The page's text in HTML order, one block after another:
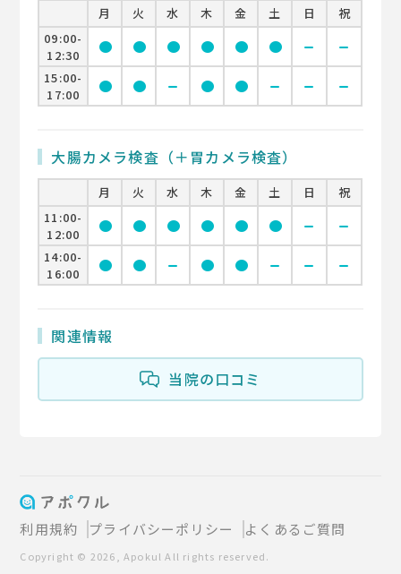
月 火 水 木 金 土 日
祝
09:00-
12:30
circle circle circle circle circle circle remove remove
15:00-
17:00
circle circle remove circle circle remove remove remove
大腸カメラ検査（＋胃カメラ検査）
月 火 水 木 金 土 日
祝
11:00-
12:00
circle circle circle circle circle circle remove remove
14:00-
16:00
circle circle remove circle circle remove remove remove
関連情報
当院の口コミ
利用規約 プライバシーポリシー よくあるご質問
Copyright © 2026, Apokul All rights reserved.